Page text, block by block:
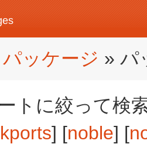
パッケージ » パ
トに絞って検
] [noble] [